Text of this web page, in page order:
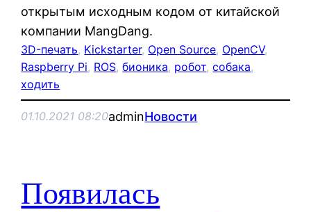
открытым исходным кодом от китайской
компании MangDang.
3D-печать, Kickstarter, Open Source, OpenCV
Raspberry Pi, ROS, бионика, робот, собака
ходить
01.10.2021 08:20adminНовости
Появилась